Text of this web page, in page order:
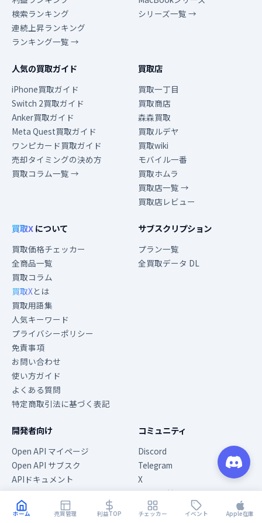
ホーム 売買管理 利益TOP チェッカー イベント Apple在庫
検索ランキング
連続上昇ランキング
ランキング一覧 →
シリーズ一覧 →
人気の買取ガイド
iPhone買取ガイド
Switch 2買取ガイド
Anker買取ガイド
Meta Quest買取ガイド
ワンピカード買取ガイド
売却タイミングの決め方
買取コラム一覧 →
買取店
買取一丁目
買取商店
森森買取
買取ルデヤ
買取wiki
モバイル一番
買取ホムラ
買取店一覧 →
買取店レビュー
買取Xについて
買取価格チェッカー
全商品一覧
買取コラム
買取Xとは
買取用語集
人気キーワード
プライバシーポリシー
免責事項
お問い合わせ
使い方ガイド
よくある質問
特定商取引法に基づく表記
サブスクリプション
プラン一覧
全買取データ DL
開発者向け
Open API マイページ
Open API サブスク
APIドキュメント
コミュニティ
Discord
Telegram
X
Chrome拡張機能